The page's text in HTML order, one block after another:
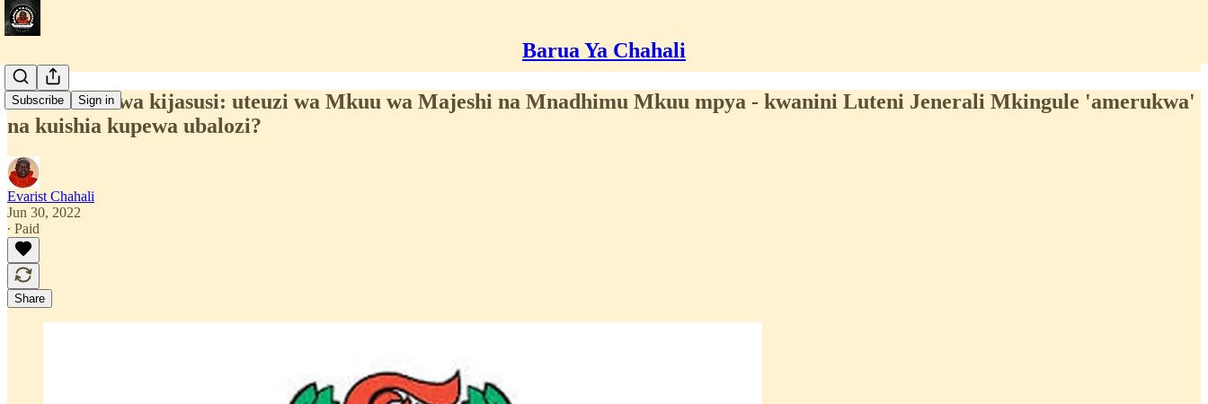
Barua Ya Chahali
Subscribe Sign in
Uchambuzi wa kijasusi: uteuzi wa Mkuu wa Majeshi na Mnadhimu Mkuu mpya - kwanini Luteni Jenerali Mkingule 'amerukwa'
na kuishia kupewa ubalozi?
Evarist Chahali
Jun 30, 2022
∙ Paid
Share